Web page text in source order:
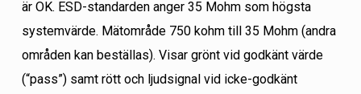
är OK. ESD-standarden anger 35 Mohm som högsta
systemvärde. Mätområde 750 kohm till 35 Mohm (andra
områden kan beställas). Visar grönt vid godkänt värde
(“pass”) samt rött och ljudsignal vid icke-godkänt